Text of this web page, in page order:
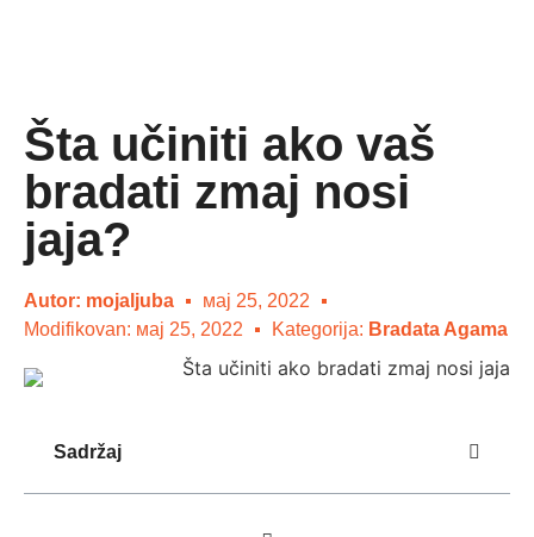
Šta učiniti ako vaš
bradati zmaj nosi
jaja?
Autor: mojaljuba
мај 25, 2022
Modifikovan: мај 25, 2022
Kategorija: Bradata Agama
Sadržaj